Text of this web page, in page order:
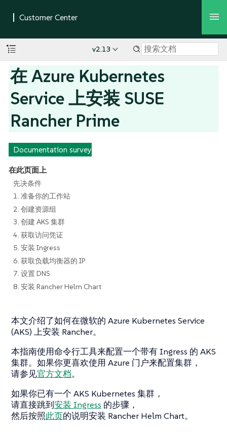
v2.13
在 Azure Kubernetes
Service 上安装 SUSE
Rancher Prime
Documentation survey
在此页面上
先决条件
1. 准备你的工作站
2. 创建资源组
3. 创建 AKS 集群
4. 获取访问凭证
5. 安装 Ingress
6. 获取负载均衡器的 IP
7. 设置 DNS
8. 安装 Rancher Helm Chart
本文介绍了如何在微软的 Azure Kubernetes Service
(AKS) 上安装 Rancher。
本指南使用命令行工具来配置一个带有 Ingress 的 AKS
集群。如果你更喜欢使用 Azure 门户来配置集群，
请参见官方文档。
如果你已有一个 AKS Kubernetes 集群，
请直接跳到安装 Ingress 的步骤，
然后按照此页的说明安装 Rancher Helm Chart。